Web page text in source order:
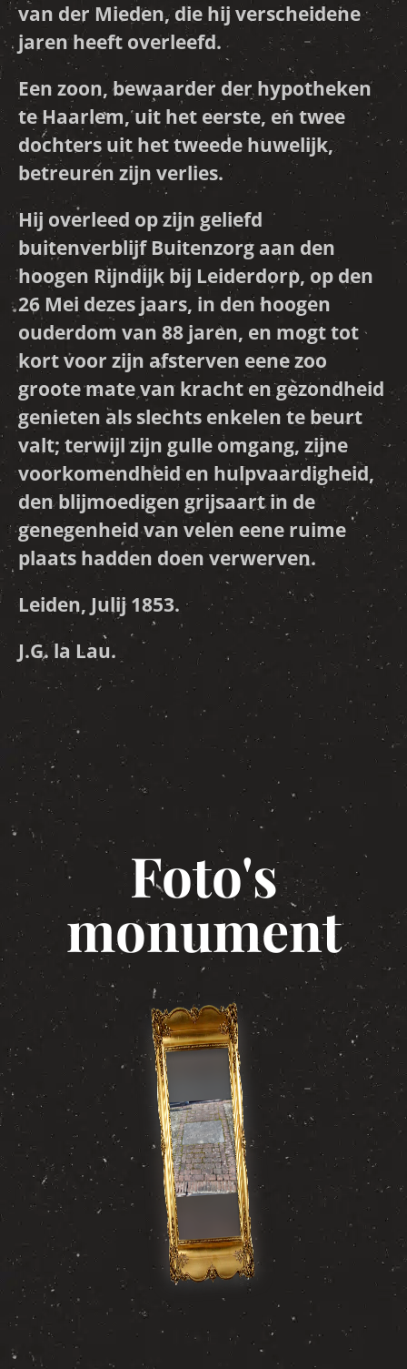
van der Mieden, die hij verscheidene
jaren heeft overleefd.
Een zoon, bewaarder der hypotheken
te Haarlem, uit het eerste, en twee
dochters uit het tweede huwelijk,
betreuren zijn verlies.
Hij overleed op zijn geliefd
buitenverblijf Buitenzorg aan den
hoogen Rijndijk bij Leiderdorp, op den
26 Mei dezes jaars, in den hoogen
ouderdom van 88 jaren, en mogt tot
kort voor zijn afsterven eene zoo
groote mate van kracht en gezondheid
genieten als slechts enkelen te beurt
valt; terwijl zijn gulle omgang, zijne
voorkomendheid en hulpvaardigheid,
den blijmoedigen grijsaart in de
genegenheid van velen eene ruime
plaats hadden doen verwerven.
Leiden, Julij 1853.
J.G. la Lau.
Foto's
monument